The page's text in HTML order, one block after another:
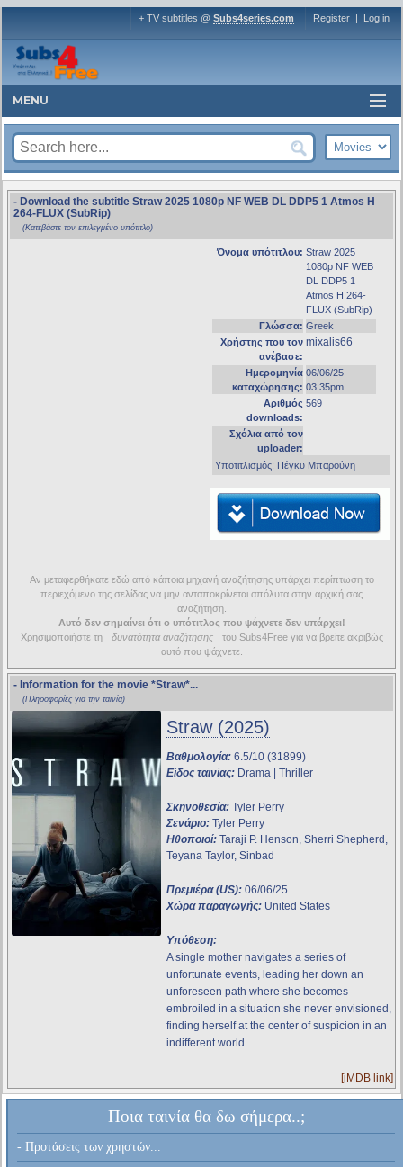
+ TV subtitles @ Subs4series.com Register | Log in
MENU
- Download the subtitle Straw 2025 1080p NF WEB DL DDP5 1 Atmos H
264-FLUX (SubRip)
(Κατεβάστε τον επιλεγμένο υπότιτλο)
Όνομα υπότιτλου: Straw 2025
1080p NF WEB
DL DDP5 1
Atmos H 264-
FLUX (SubRip)
Γλώσσα: Greek
Χρήστης που τον
ανέβασε:
mixalis66
Ημερομηνία
καταχώρησης:
06/06/25
03:35pm
Αριθμός
downloads:
569
Σχόλια από τον
uploader:
Υποτιτλισμός: Πέγκυ Μπαρούνη
Αν μεταφερθήκατε εδώ από κάποια μηχανή αναζήτησης υπάρχει περίπτωση το
περιεχόμενο της σελίδας να μην ανταποκρίνεται απόλυτα στην αρχική σας
αναζήτηση.
Αυτό δεν σημαίνει ότι ο υπότιτλος που ψάχνετε δεν υπάρχει!
Χρησιμοποιήστε τη
δυνατότητα αναζήτησης
του Subs4Free για να βρείτε ακριβώς
αυτό που ψάχνετε.
- Information for the movie *Straw*...
(Πληροφορίες για την ταινία)
Straw (2025)
Βαθμολογία: 6.5/10 (31899)
Είδος ταινίας: Drama | Thriller
Σκηνοθεσία: Tyler Perry
Σενάριο: Tyler Perry
Ηθοποιοί: Taraji P. Henson, Sherri Shepherd,
Teyana Taylor, Sinbad
Πρεμιέρα (US): 06/06/25
Χώρα παραγωγής: United States
Υπόθεση:
A single mother navigates a series of
unfortunate events, leading her down an
unforeseen path where she becomes
embroiled in a situation she never envisioned,
finding herself at the center of suspicion in an
indifferent world.
[iMDB link]
Ποια ταινία θα δω σήμερα..;
- Προτάσεις των χρηστών...